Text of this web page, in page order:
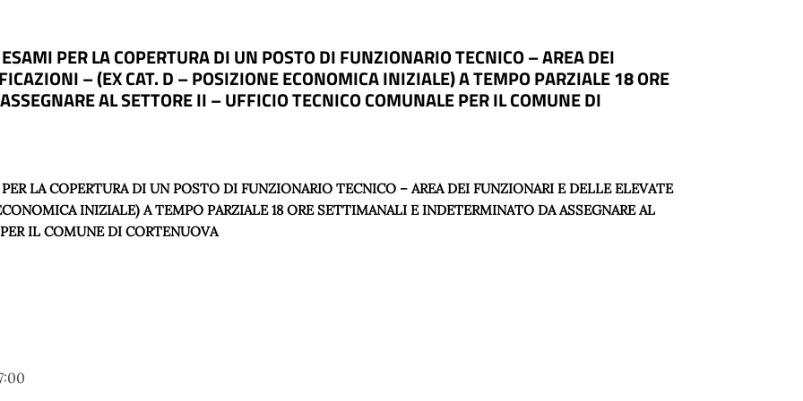
PER LA COPERTURA DI UN POSTO DI FUNZIONARIO TECNICO – AREA DEI
– (EX CAT. D – POSIZIONE ECONOMICA INIZIALE) A TEMPO PARZIALE 18 ORE
AL SETTORE II – UFFICIO TECNICO COMUNALE PER IL COMUNE DI
LA COPERTURA DI UN POSTO DI FUNZIONARIO TECNICO – AREA DEI FUNZIONARI E DELLE ELEVATE
INIZIALE) A TEMPO PARZIALE 18 ORE SETTIMANALI E INDETERMINATO DA ASSEGNARE AL
IL COMUNE DI CORTENUOVA